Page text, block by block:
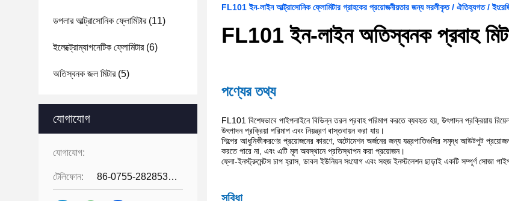
ডপলার আল্ট্রাসোনিক ফ্লোমিটার(11)
ইলেক্ট্রোম্যাগনেটিক ফ্লোমিটার(6)
অতিস্বনক জল মিটার(5)
যোগাযোগ
যোগাযোগ:
টেলিফোন: 86-0755-28285391
FL101 ইন-লাইন আল্ট্রাসোনিক ফ্লোমিটার গ্রাহকের প্রয়োজনীয়তার জন্য সরলীকৃত / ঐতিহ্যগত /
FL101 ইন-লাইন অতিস্বনক প্রবাহ
পণ্যের তথ্য
FL101 বিশেষভাবে পাইপলাইনে বিভিন্ন তরল প্রবাহ পরিমাপ করতে ব্যবহৃত হয়, উৎপাদন প্রক্রিয়ায়
উৎপাদন প্রক্রিয়া পরিমাপ এবং নিয়ন্ত্রণ বাস্তবায়ন করা যায়।
শিল্পের আধুনিকীকরণের প্রয়োজনের কারণে, অটোমেশন অর্জনের জন্য যন্ত্রপাতিগুলির সমৃদ্ধ আউটপুট
করতে পারে না, এবং এটি মূল অবস্থানে প্রতিস্থাপন করা প্রয়োজন।
ফ্লো-ইনস্ট্রুমেন্টস চাপ হ্রাস, ডাবল ইউনিয়ন সংযোগ এবং সহজ ইনস্টলেশন ছাড়াই একটি সম্পূর্ণ সোজা
সুবিধা